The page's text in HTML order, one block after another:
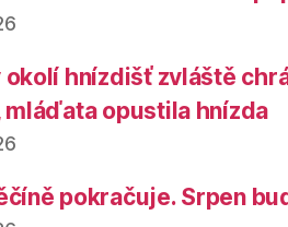
okolí hnízdišť zvláště
mláďata opustila hnízda
pokračuje. Srpen